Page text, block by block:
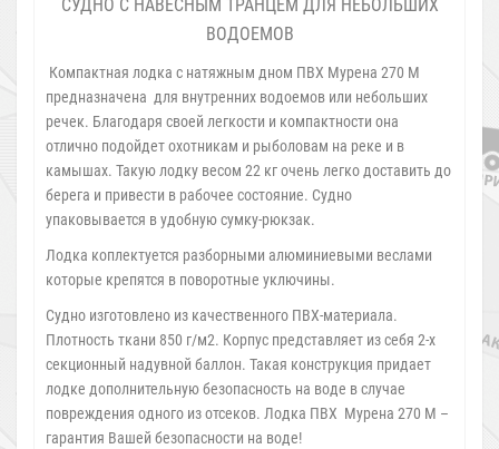
СУДНО С НАВЕСНЫМ ТРАНЦЕМ ДЛЯ НЕБОЛЬШИХ
ВОДОЕМОВ
Компактная лодка с натяжным дном ПВХ Мурена 270 М
предназначена для внутренних водоемов или небольших
речек. Благодаря своей легкости и компактности она
отлично подойдет охотникам и рыболовам на реке и в
камышах. Такую лодку весом 22 кг очень легко доставить до
берега и привести в рабочее состояние. Судно
упаковывается в удобную сумку-рюкзак.
Лодка коплектуется разборными алюминиевыми веслами
которые крепятся в поворотные уключины.
Судно изготовлено из качественного ПВХ-материала.
Плотность ткани 850 г/м2. Корпус представляет из себя 2-х
секционный надувной баллон. Такая конструкция придает
лодке дополнительную безопасность на воде в случае
повреждения одного из отсеков. Лодка ПВХ Мурена 270 М –
гарантия Вашей безопасности на воде!